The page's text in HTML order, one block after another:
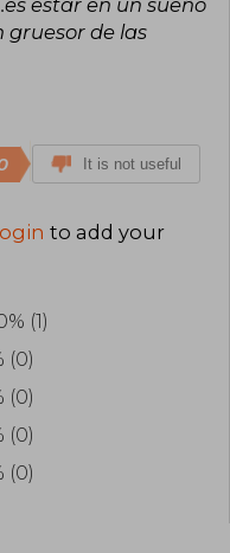
en una propuesta
gruesor de las
It is not useful
to add your
(1)
(0)
(0)
(0)
(0)